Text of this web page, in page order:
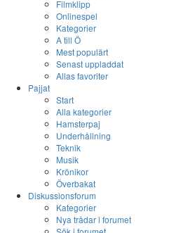
Filmklipp
Onlinespel
Kategorier
A till Ö
Mest populärt
Senast uppladdat
Allas favoriter
Pajjat
Start
Alla kategorier
Hamsterpaj
Underhållning
Teknik
Musik
Krönikor
Överbakat
Diskussionsforum
Kategorier
Nya trådar i forumet